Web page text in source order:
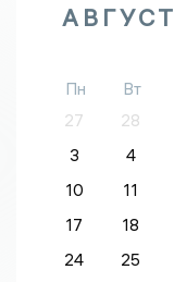
АВГУСТ
Пн Вт
27
28
3
4
10
11
17
18
24
25